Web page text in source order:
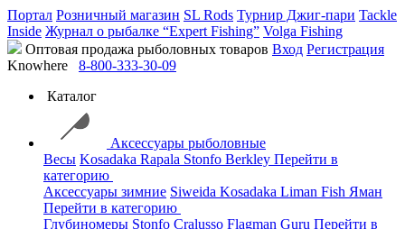
Портал Розничный магазин SL Rods Турнир Джиг-пари Tackle
Inside Журнал о рыбалке “Expert Fishing” Volga Fishing
Оптовая продажа рыболовных товаров Вход Регистрация
Knowhere
8-800-333-30-09
Каталог
Аксессуары рыболовные
Весы Kosadaka Rapala Stonfo Berkley Перейти в
категорию
Аксессуары зимние Siweida Kosadaka Liman Fish Яман
Перейти в категорию
Глубиномеры Stonfo Cralusso Flagman Guru Перейти в